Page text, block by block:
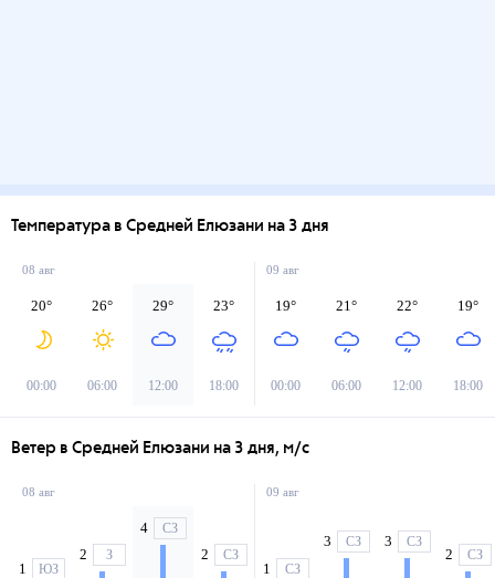
Температура в Средней Елюзани на 3 дня
08 авг
20°
00:00
26°
06:00
29°
12:00
23°
18:00
09 авг
19°
00:00
21°
06:00
22°
12:00
19°
18:00
Ветер в Средней Елюзани на 3 дня, м/с
08 авг
1 ЮЗ
2 З
4 СЗ
2 СЗ
09 авг
1 СЗ
3 СЗ 3 СЗ
2 СЗ